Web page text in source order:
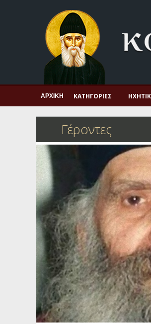
Πνευματική ζωή
Μαρτυρία και διδαχή
Λατρεία και προσευχή
Αγιολόγιο – Εορτολόγιο
Η πίστη στην εποχή μας
Ορθόδοξη οικογένεια
Ορθόδοξο προσκυνητάριο
Σκέψεις-προβληματισμοί
ΑΡΧΙΚΉ ΚΑΤΗΓΟΡΊΕΣ
Γέροντες